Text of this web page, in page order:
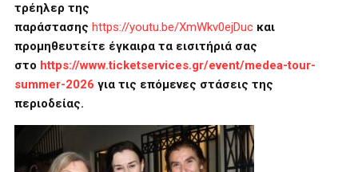
τρέηλερ της
παράστασης https://youtu.be/XmWkv0ejDuc και
προμηθευτείτε έγκαιρα τα εισιτήριά σας
στο https://www.ticketservices.gr/event/medea-tour-
summer-2026 για τις επόμενες στάσεις της
περιοδείας.